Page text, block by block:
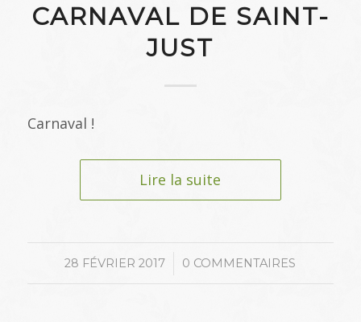
CARNAVAL DE SAINT-
JUST
Carnaval !
Lire la suite
28 FÉVRIER 2017
/ 0 COMMENTAIRES